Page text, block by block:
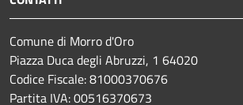
Comune di Morro d'Oro
Piazza Duca degli Abruzzi, 1 64020
Codice Fiscale: 81000370676
Partita IVA: 00516370673